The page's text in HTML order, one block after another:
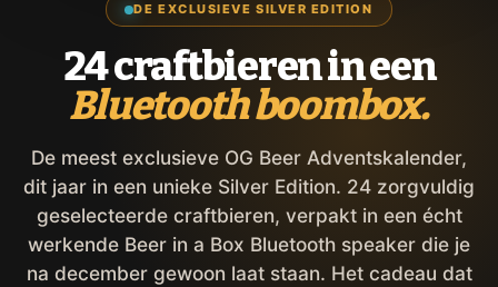
DE EXCLUSIEVE SILVER EDITION
24 craftbieren in een
Bluetooth boombox.
De meest exclusieve OG Beer Adventskalender,
dit jaar in een unieke Silver Edition. 24 zorgvuldig
geselecteerde craftbieren, verpakt in een écht
werkende Beer in a Box Bluetooth speaker die je
na december gewoon laat staan. Het cadeau dat